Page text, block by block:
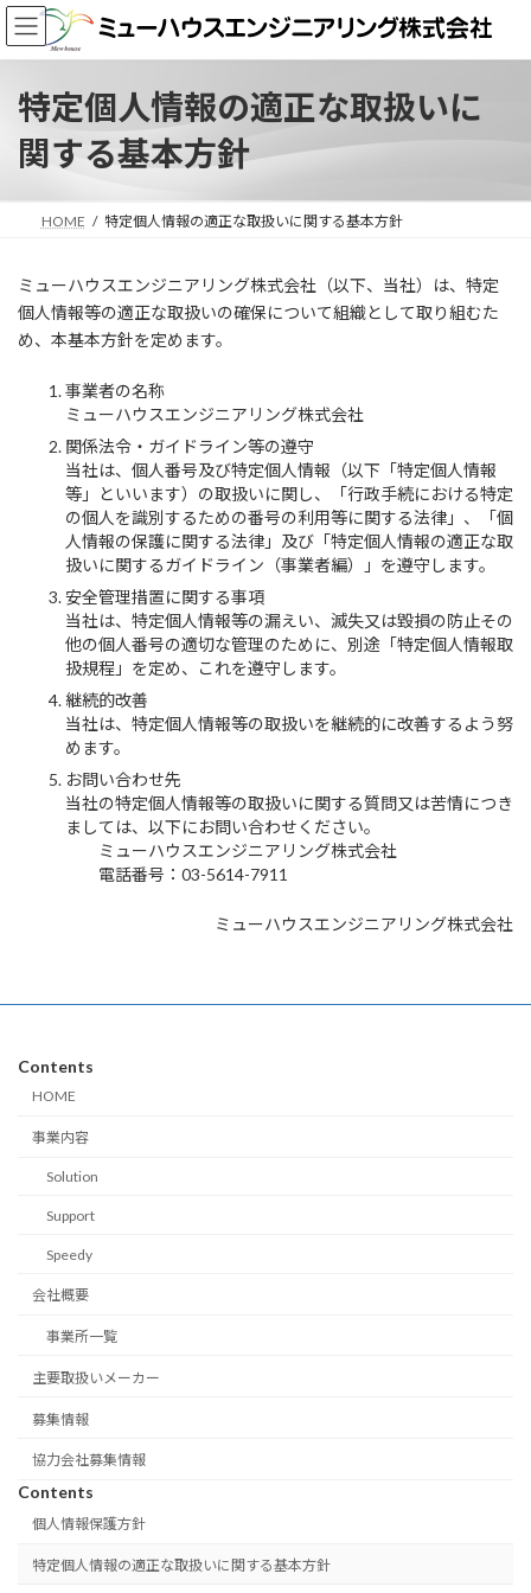
コ
ン
テ
ッ
ナ
ビ
ゲ
移
特定個人情報の適正な取扱いに
関する基本方針
HOME 特定個人情報の適正な取扱いに関する基本方針
ミューハウスエンジニアリング株式会社（以下、当社）は、特定
個人情報等の適正な取扱いの確保について組織として取り組むた
め、本基本方針を定めます。
事業者の名称
ミューハウスエンジニアリング株式会社
関係法令・ガイドライン等の遵守
当社は、個人番号及び特定個人情報（以下「特定個人情報
等」といいます）の取扱いに関し、「行政手続における特定
の個人を識別するための番号の利用等に関する法律」、「個
人情報の保護に関する法律」及び「特定個人情報の適正な取
扱いに関するガイドライン（事業者編）」を遵守します。
安全管理措置に関する事項
当社は、特定個人情報等の漏えい、滅失又は毀損の防止その
他の個人番号の適切な管理のために、別途「特定個人情報取
扱規程」を定め、これを遵守します。
継続的改善
当社は、特定個人情報等の取扱いを継続的に改善するよう努
めます。
お問い合わせ先
当社の特定個人情報等の取扱いに関する質問又は苦情につき
ましては、以下にお問い合わせください。
ミューハウスエンジニアリング株式会社
電話番号：03-5614-7911
ミューハウスエンジニアリング株式会社
Contents
HOME
事業内容
Solution
Support
Speedy
会社概要
事業所一覧
主要取扱いメーカー
募集情報
協力会社募集情報
Contents
個人情報保護方針
特定個人情報の適正な取扱いに関する基本方針